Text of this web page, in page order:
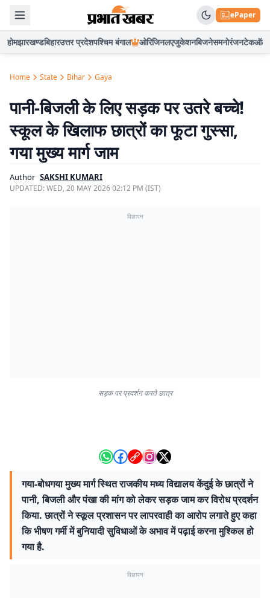
ePaper
होमझारखण्डबिहारउत्तर प्रदेशपश्चिम बंगाल ओरिजिनलएजुकेशनबिजनेसमनोरंजनटेकऑटो
Home State Bihar Gaya
पानी-बिजली के लिए सड़क पर उतरे बच्चे!
स्कूल के खिलाफ छात्रों का फूटा गुस्सा,
गया मुख्य मार्ग जाम
Author SAKSHI KUMARI
UPDATED:WED, 20 MAY 2026 02:12 PM (IST)
विज्ञापन
सड़क पर प्रदर्शन करते छात्र
गया-बोधगया मुख्य मार्ग स्थित राजकीय मध्य विद्यालय केंदुई के छात्रों ने
पानी, बिजली और पंखा की मांग को लेकर सड़क जाम कर विरोध प्रदर्शन
किया. छात्रों ने स्कूल प्रशासन पर लापरवाही का आरोप लगाते हुए कहा
कि भीषण गर्मी में बुनियादी सुविधाओं के अभाव में पढ़ाई करना मुश्किल हो
गया है.
विज्ञापन